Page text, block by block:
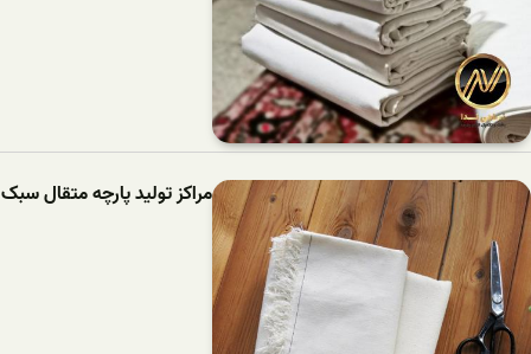
مراکز تولید پارچه متقال سبک